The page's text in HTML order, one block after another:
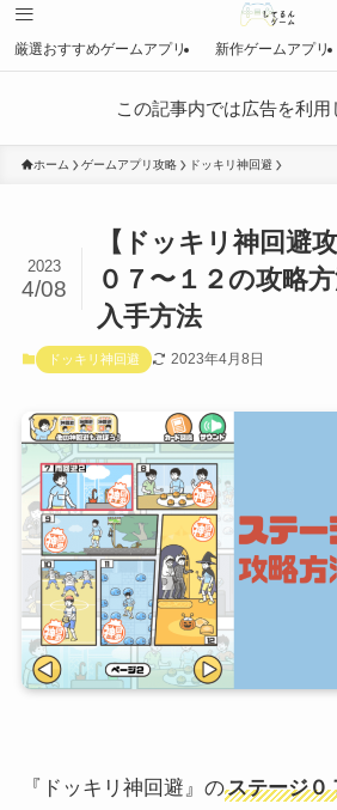
厳選おすすめゲームアプリ 新作ゲームアプリ
この記事内では広告を利用
ホーム ゲームアプリ攻略 ドッキリ神回避
【ドッキリ神回避
０７〜１２の攻略
入手方法
2023
4/08
ドッキリ神回避 2023年4月8日
『ドッキリ神回避』のステージ０